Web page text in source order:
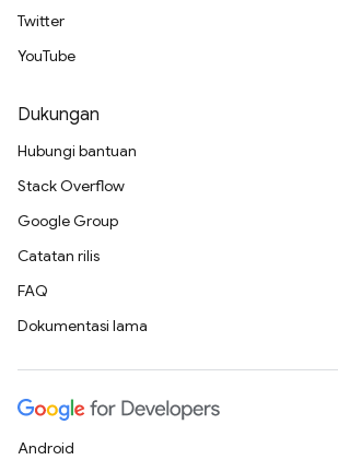
Twitter
YouTube
Dukungan
Hubungi bantuan
Stack Overflow
Google Group
Catatan rilis
FAQ
Dokumentasi lama
Android